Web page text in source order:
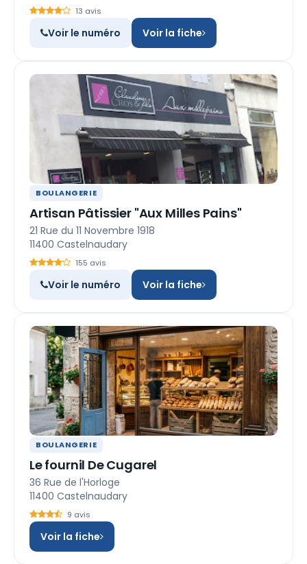
13 avis
Voir le numéro Voir la fiche
BOULANGERIE
Artisan Pâtissier "Aux Milles Pains"
21 Rue du 11 Novembre 1918
11400 Castelnaudary
155 avis
Voir le numéro Voir la fiche
BOULANGERIE
Le fournil De Cugarel
36 Rue de l'Horloge
11400 Castelnaudary
9 avis
Voir la fiche